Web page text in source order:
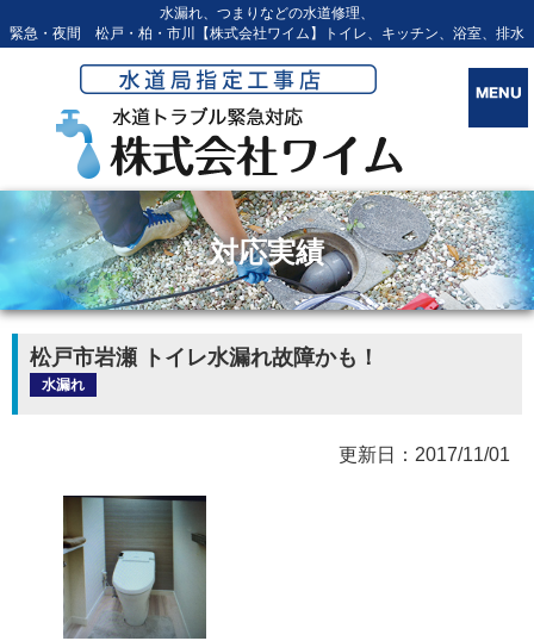
水漏れ、つまりなどの水道修理、
緊急・夜間 松戸・柏・市川【株式会社ワイム】トイレ、キッチン、浴室、排水
対応実績
松戸市岩瀬 トイレ水漏れ故障かも！
水漏れ
更新日：2017/11/01